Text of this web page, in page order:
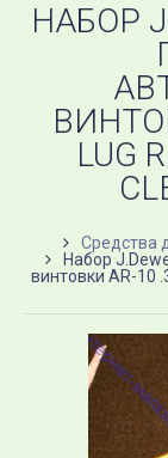
НАБОР
LUG
Средства
Набор
винтовки AR-10